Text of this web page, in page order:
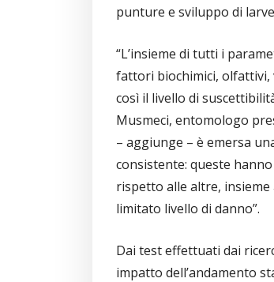
punture e sviluppo di
“L’insieme di tutti i
fattori biochimici, olfattivi,
così il livello di
Musmeci, entomologo
– aggiunge – è emersa
consistente: queste
rispetto alle altre,
limitato livello di danno”.
Dai test effettuati dai
impatto dell’andamento